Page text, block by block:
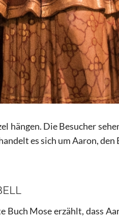
hängen. Die Besucher
es sich um Aaron,
Mose erzählt, dass